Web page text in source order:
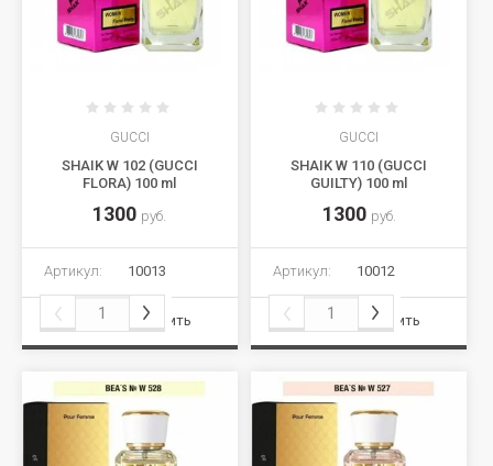
GUCCI
SHAIK W 102 (GUCCI
FLORA) 100 ml
1300 руб.
Артикул: 10013
Сравнить
GUCCI
SHAIK W 110 (GUCCI
GUILTY) 100 ml
1300 руб.
Артикул: 10012
Сравнить